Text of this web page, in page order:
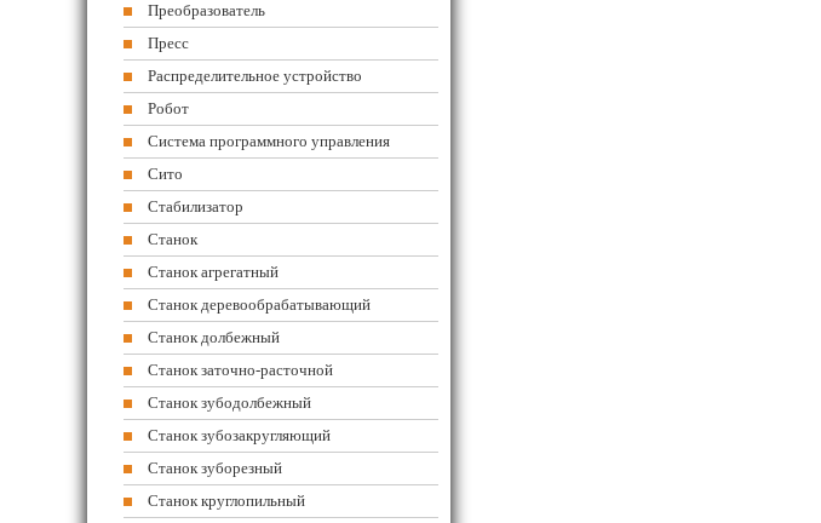
Преобразователь
Пресс
Распределительное устройство
Робот
Система программного управления
Сито
Стабилизатор
Станок
Станок агрегатный
Станок деревообрабатывающий
Станок долбежный
Станок заточно-расточной
Станок зубодолбежный
Станок зубозакругляющий
Станок зуборезный
Станок круглопильный